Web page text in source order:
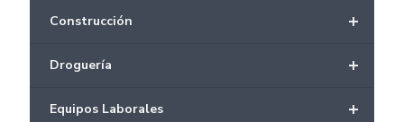
+
Construcción
+
Droguería
+
Equipos Laborales